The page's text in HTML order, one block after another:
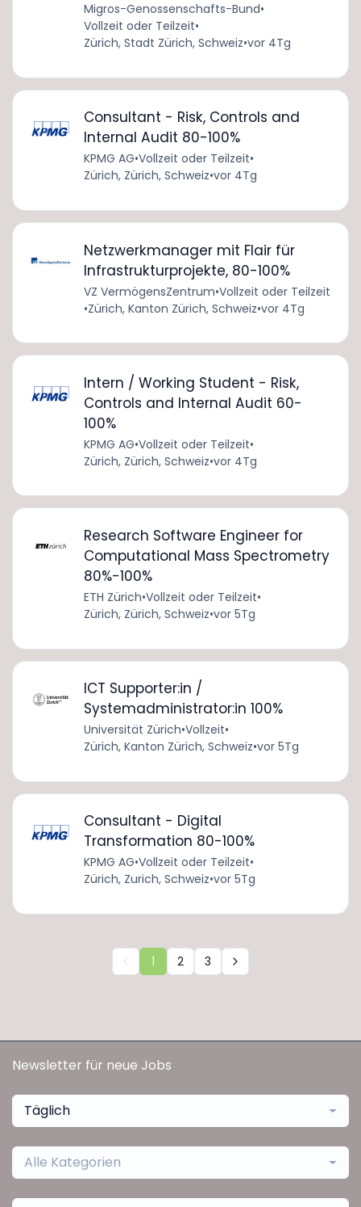
Migros-Genossenschafts-Bund•
Vollzeit oder Teilzeit•
Zürich, Stadt Zürich, Schweiz•vor 4Tg
Consultant - Risk, Controls and
Internal Audit 80-100%
KPMG AG•Vollzeit oder Teilzeit•
Zürich, Zürich, Schweiz•vor 4Tg
Netzwerkmanager mit Flair für
Infrastrukturprojekte, 80-100%
VZ VermögensZentrum•Vollzeit oder Teilzeit
•Zürich, Kanton Zürich, Schweiz•vor 4Tg
Intern / Working Student - Risk,
Controls and Internal Audit 60-
100%
KPMG AG•Vollzeit oder Teilzeit•
Zürich, Zürich, Schweiz•vor 4Tg
Research Software Engineer for
Computational Mass Spectrometry
80%-100%
ETH Zürich•Vollzeit oder Teilzeit•
Zürich, Zürich, Schweiz•vor 5Tg
ICT Supporter:in /
Systemadministrator:in 100%
Universität Zürich•Vollzeit•
Zürich, Kanton Zürich, Schweiz•vor 5Tg
Consultant - Digital
Transformation 80-100%
KPMG AG•Vollzeit oder Teilzeit•
Zürich, Zurich, Schweiz•vor 5Tg
1 2 3
Newsletter für neue Jobs
Täglich
Alle Kategorien